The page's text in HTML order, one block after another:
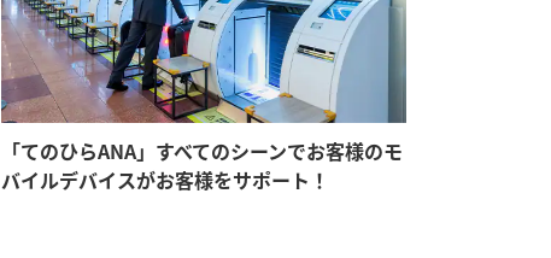
「てのひらANA」すべてのシーンでお客様のモ
バイルデバイスがお客様をサポート！